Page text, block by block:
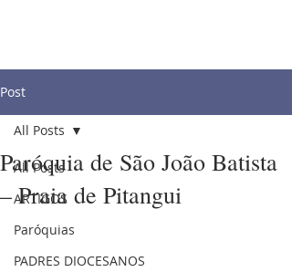
Post
All Posts
ARTIGOS
Paróquias
PADRES DIOCESANOS
All Posts
Paróquia de São João Batista
– Praia de Pitangui